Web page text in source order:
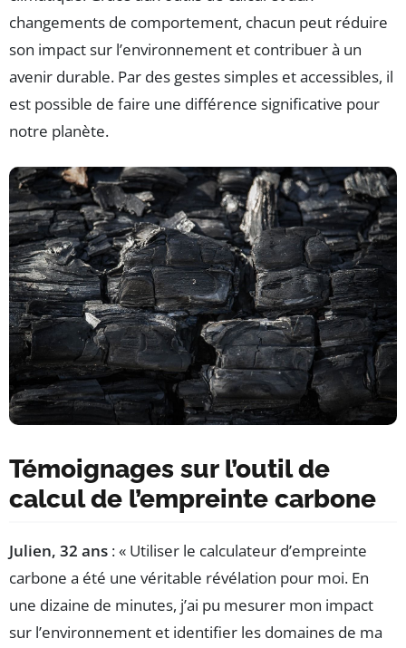
changements de comportement, chacun peut réduire
son impact sur l’environnement et contribuer à un
avenir durable. Par des gestes simples et accessibles, il
est possible de faire une différence significative pour
notre planète.
Témoignages sur l’outil de
calcul de l’empreinte carbone
Julien, 32 ans : « Utiliser le calculateur d’empreinte
carbone a été une véritable révélation pour moi. En
une dizaine de minutes, j’ai pu mesurer mon impact
sur l’environnement et identifier les domaines de ma